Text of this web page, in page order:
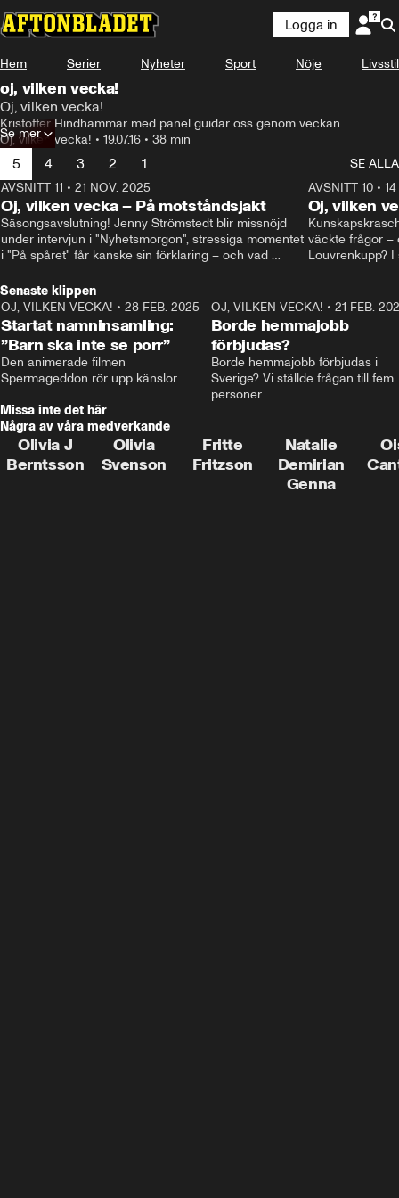
Logga in
Hem Serier Nyheter Sport Nöje Livsstil
oj, vilken vecka!
Oj, vilken vecka!
Kristoffer Hindhammar med panel guidar oss genom veckan
Oj, vilken vecka! • 19.07.16 • 38 min
Se mer
5 4 3 2 1
SE ALLA
AVSNITT 11 • 21 NOV. 2025
Oj, vilken vecka – På motståndsjakt
Säsongsavslutning! Jenny Strömstedt blir missnöjd
under intervjun i "Nyhetsmorgon", stressiga momentet
i "På spåret" får kanske sin förklaring – och vad
Cantwell och Karin Pettersson.
AVSNITT 10•
Oj, vilken
väckte frågor –
Louvrenkupp?
Senaste klippen
2:40
OJ, VILKEN VECKA! • 28 FEB. 2025
Startat namninsamling:
”Barn ska inte se porr”
Den animerade filmen
Spermageddon rör upp känslor.
OJ, VILKEN VECKA! • 21 FEB.
Borde hemmajobb
förbjudas?
Borde hemmajobb förbjudas i
Sverige? Vi ställde frågan till fem
personer.
Missa inte det här
Några av våra medverkande
Olivia J
Berntsson
Olivia
Svenson
Fritte
Fritzson
Natalie
Demirian
Genna